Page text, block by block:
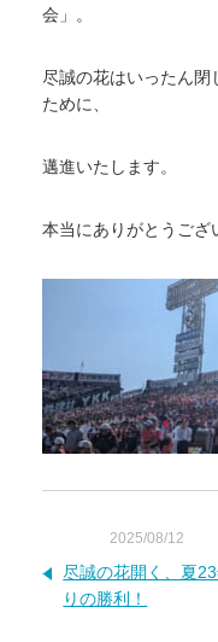
会」。
尽誠の花はいったん閉
ために、
邁進いたします。
本当にありがとうござ
2025/08/12
尽誠の花開く、夏
りの勝利！